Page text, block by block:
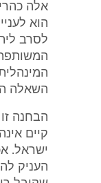
אלה
הוא
לסרב
השאלה
הבחנה
קיים
ישראל.
העניק